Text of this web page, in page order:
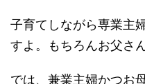
子育てしながら専業主
すよ。もちろんお父さ
では、兼業主婦かつお